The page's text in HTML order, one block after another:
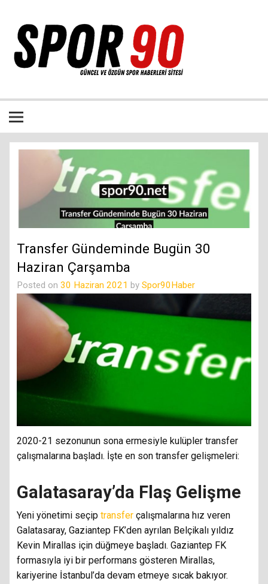
Transfer Gündeminde Bugün 30
Haziran Çarşamba
Posted on 30 Haziran 2021 by Spor90Haber
2020-21 sezonunun sona ermesiyle kulüpler transfer
çalışmalarına başladı. İşte en son transfer gelişmeleri:
Galatasaray’da Flaş Gelişme
Yeni yönetimi seçip transfer çalışmalarına hız veren
Galatasaray, Gaziantep FK’den ayrılan Belçikalı yıldız
Kevin Mirallas için düğmeye başladı. Gaziantep FK
formasıyla iyi bir performans gösteren Mirallas,
kariyerine İstanbul’da devam etmeye sıcak bakıyor.